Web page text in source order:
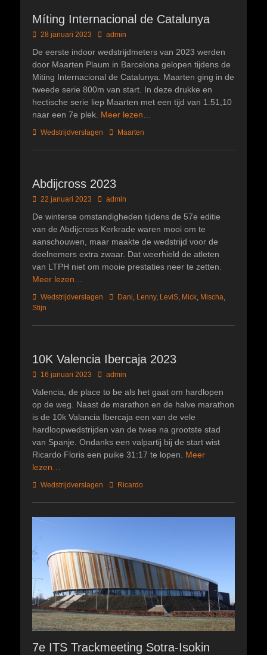
Míting Internacional de Catalunya
Geplaatst
28 januari 2023 Author
admin
De eerste indoor wedstrijdmeters van 2023 werden
door Maarten Plaum in Barcelona gelopen tijdens de
Miting Internacional de Catalunya. Maarten ging in de
tweede serie 800m van start. In deze drukke en
hectische serie liep Maarten met een tijd van 1:51,10
naar een 7e plek. Meer lezen…
Categorieën
Wedstrijdverslagen TagsMaarten
Abdijcross 2023
Geplaatst
22 januari 2023 Author
admin
De winterse omstandigheden tijdens de 57e editie
van de Abdijcross Kerkrade waren mooi om te
aanschouwen, maar maakte de wedstrijd voor de
deelnemers extra zwaar. Dat weerhield de atleten
van LTPH niet om mooie prestaties neer te zetten.
Meer lezen…
Categorieën
Wedstrijdverslagen TagsDani Lenny, LeviS Mick Mischa
Stijn
10K Valencia Ibercaja 2023
Geplaatst
16 januari 2023 Author
admin
Valencia, de place to be als het gaat om hardlopen
op de weg. Naast de marathon en de halve marathon
is de 10k Valancia Ibercaja een van de vele
hardloopwedstrijden van de twee na grootste stad
van Spanje. Ondanks een valpartij bij de start wist
Ricardo Floris een puike 31:17 te lopen. Meer
lezen…
Categorieën
Wedstrijdverslagen TagsRicardo
7e ITS Trackmeeting Sotra-Isokin